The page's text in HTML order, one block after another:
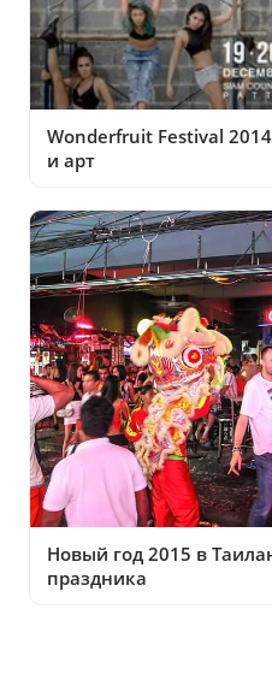
Wonderfruit Festival
и арт
Новый год 2015 в
праздника